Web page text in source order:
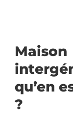
Maison
qu’en
?